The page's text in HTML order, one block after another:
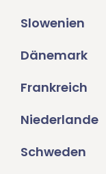
Slowenien
Dänemark
Frankreich
Niederlande
Schweden